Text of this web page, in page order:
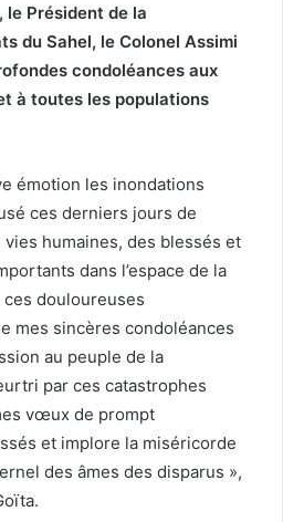
Président de la
du Sahel, le Colonel Assimi
condoléances aux
à toutes les populations
émotion les inondations
ces derniers jours de
humaines, des blessés et
dans l’espace de la
ces douloureuses
mes sincères condoléances
au peuple de la
par ces catastrophes
vœux de prompt
et implore la miséricorde
des âmes des disparus »,